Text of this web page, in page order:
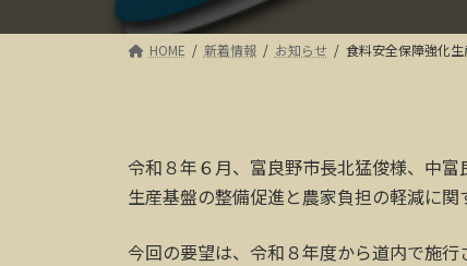
HOME 新着情報 お知らせ 食料安全保障強化
令和８年６月、富良野市長北猛俊様、中
生産基盤の整備促進と農家負担の軽減に関
今回の要望は、令和８年度から道内で施